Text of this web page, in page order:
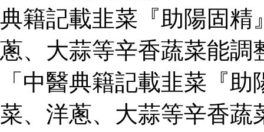
典籍記載韭菜『助陽固精
蔥、大蒜等辛香蔬菜能調
「中醫典籍記載韭菜『
菜、洋蔥、大蒜等辛香